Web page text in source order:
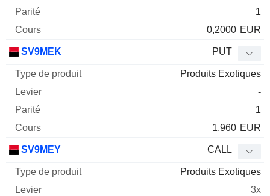
1
0,2000 EUR
SV9MEK PUT
Produits Exotiques
-
1
1,960 EUR
SV9MEY CALL
Produits Exotiques
3x